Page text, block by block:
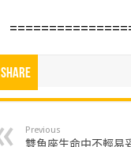
Share
Previous
雙魚座生命中不輕易